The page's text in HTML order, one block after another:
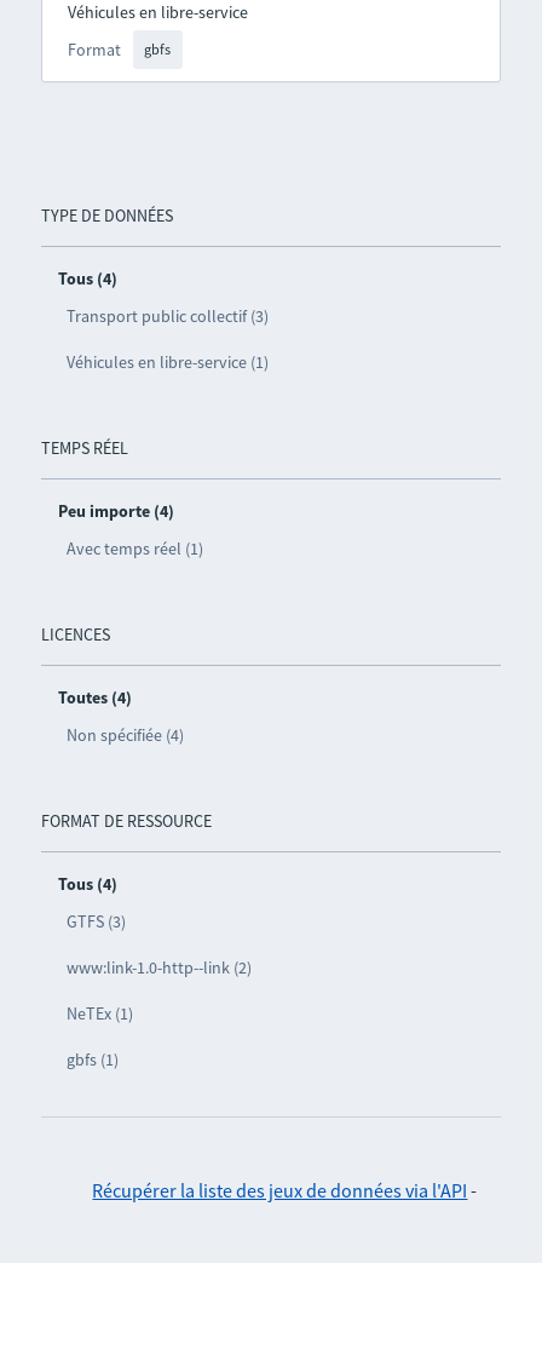
TYPE DE DONNÉES
Tous (4)
Transport public collectif (3)
Véhicules en libre-service (1)
TEMPS RÉEL
Peu importe (4)
Avec temps réel (1)
LICENCES
Toutes (4)
Non spécifiée (4)
FORMAT DE RESSOURCE
Tous (4)
GTFS (3)
www:link-1.0-http--link (2)
NeTEx (1)
gbfs (1)
Format gbfs
Véhicules en libre-service
Récupérer la liste des jeux de données via l'API -